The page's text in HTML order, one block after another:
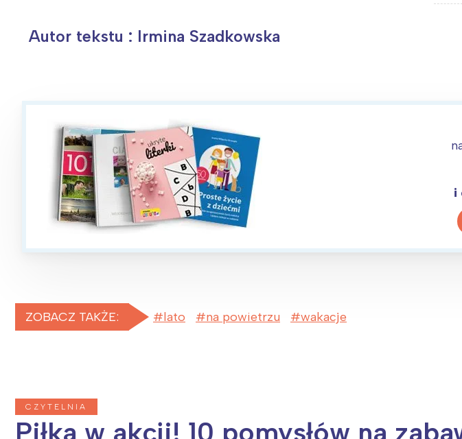
Autor tekstu : Irmina Szadkowska
i
ZOBACZ TAKŻE: lato na powietrzu wakacje
CZYTELNIA
Piłka w akcji! 10 pomysłów na